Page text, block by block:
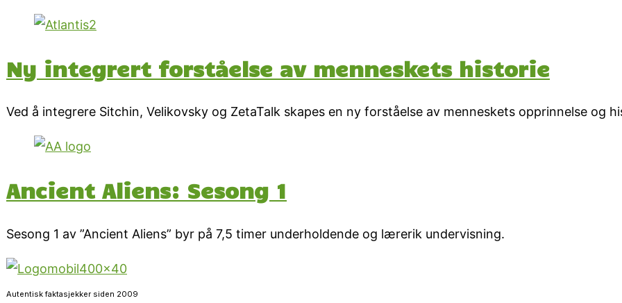
Ny integrert forståelse av menneskets historie
Ved å integrere Sitchin, Velikovsky og ZetaTalk skapes en ny forståelse av menneskets opprinnelse og
Ancient Aliens: Sesong 1
Sesong 1 av ”Ancient Aliens” byr på 7,5 timer underholdende og lærerik undervisning.
Autentisk faktasjekker siden 2009